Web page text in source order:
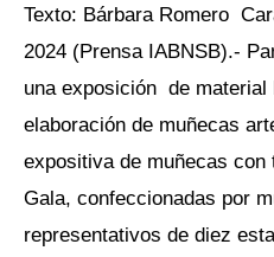
Texto: Bárbara Romero
2024 (Prensa IABNSB).-
una exposición de material
elaboración de muñecas
expositiva de muñecas con
Gala, confeccionadas por
representativos de diez